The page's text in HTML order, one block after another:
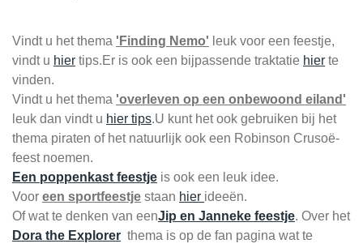
Vindt u het thema 'Finding Nemo' leuk voor een feestje,
vindt u hier tips.Er is ook een bijpassende traktatie hier te
vinden.
Vindt u het thema 'overleven op een onbewoond eiland'
leuk dan vindt u hier tips.U kunt het ook gebruiken bij het
thema piraten of het natuurlijk ook een Robinson Crusoë-
feest noemen.
Een poppenkast feestje is ook een leuk idee.
Voor een sportfeestje staan hier ideeën.
Of wat te denken van eenJip en Janneke feestje. Over het
Dora the Explorer thema is op de fan pagina wat te